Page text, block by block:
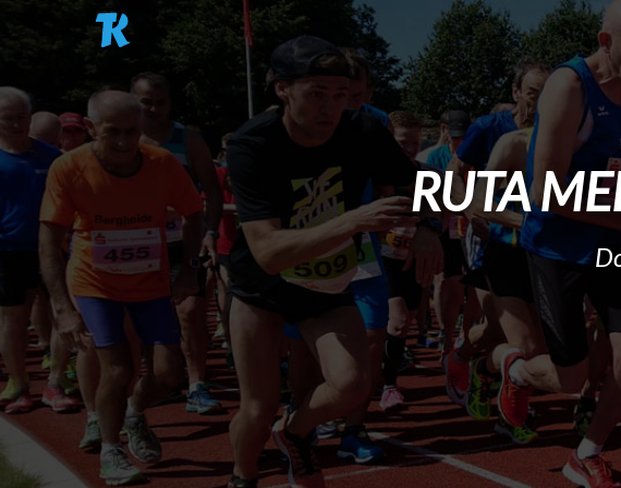
Pasar al contenido principal
RUTA